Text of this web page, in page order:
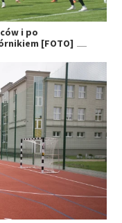
i po
[FOTO]